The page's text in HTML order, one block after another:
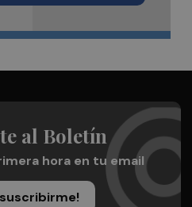
al Boletín
hora en tu email
suscribirme!